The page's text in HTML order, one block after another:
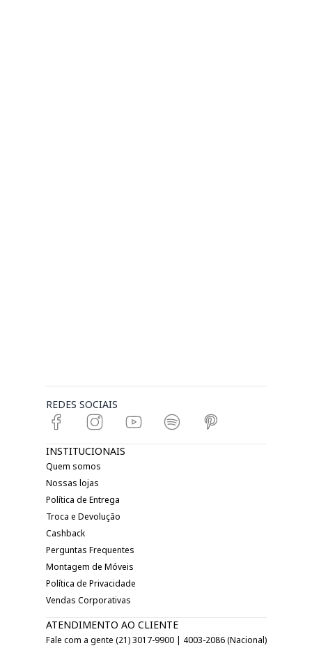
REDES SOCIAIS
INSTITUCIONAIS
Quem somos
Nossas lojas
Política de Entrega
Troca e Devolução
Cashback
Perguntas Frequentes
Montagem de Móveis
Política de Privacidade
Vendas Corporativas
ATENDIMENTO AO CLIENTE
Fale com a gente (21) 3017-9900 | 4003-2086 (Nacional)